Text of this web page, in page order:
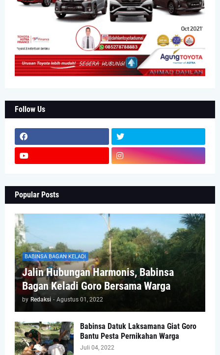
Follow Us
Popular Posts
BABINSA BAGAN KELADI
Jalin Hubungan Harmonis, Babinsa
Bagan Keladi Goro Bersama Warga
by Redaksi - Agustus 01, 2022
Babinsa Datuk Laksamana Giat Goro
Bantu Pesta Pernikahan Warga
Juli 04, 2022